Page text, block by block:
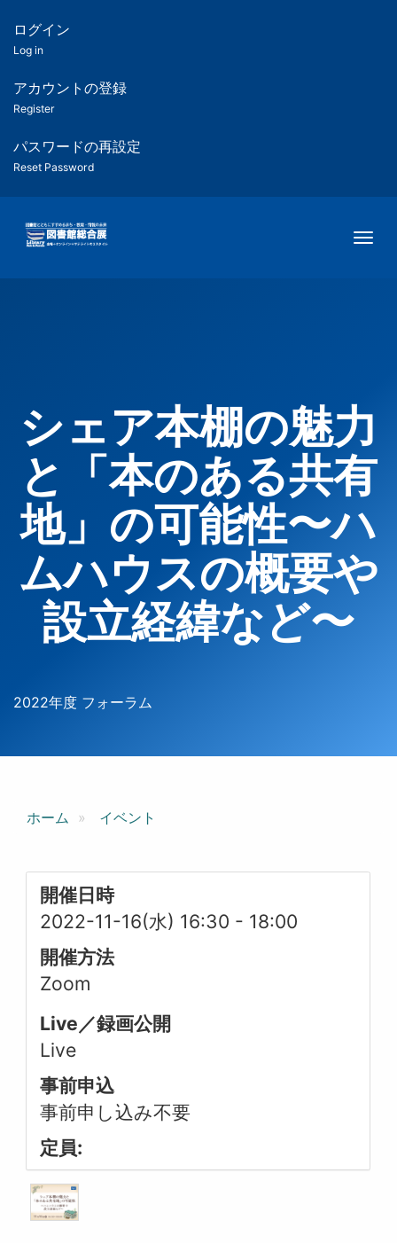
ツ
匿
名
ユ
ー
ー
用
メ
ログイン
Log in
アカウントの登録
Register
パスワードの再設定
Reset Password
シェア本棚の魅力
と「本のある共有
地」の可能性〜ハ
ムハウスの概要や
設立経緯など〜
2022年度 フォーラム
ホーム イベント
開催日時
2022-11-16(水) 16:30 - 18:00
開催方法
Zoom
Live／録画公開
Live
事前申込
事前申し込み不要
定員: